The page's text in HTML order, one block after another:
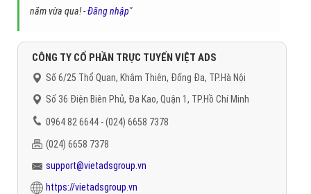
năm vừa qua! -Đăng nhập"
CÔNG TY CỔ PHẦN TRỰC TUYẾN VIỆT ADS
Số 6/25 Thổ Quan, Khâm Thiên, Đống Đa, TP.Hà Nội
Số 36 Điện Biên Phủ, Đa Kao, Quận 1, TP.Hồ Chí Minh
0964 82 6644 - (024) 6658 7378
(024) 6658 7378
support@vietadsgroup.vn
https://vietadsgroup.vn